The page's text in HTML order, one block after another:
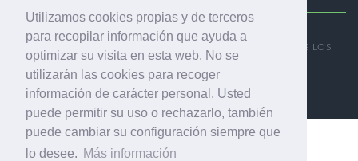
Utilizamos cookies propias y de terceros
para recopilar información que ayuda a
optimizar su visita en esta web. No se
utilizarán las cookies para recoger
información de carácter personal. Usted
puede permitir su uso o rechazarlo, también
puede cambiar su configuración siempre que
lo desee. Más información
© 2001-2026 EDICIONES INDUSTRIA GRÁFICA - TODOS LOS
DERECHOS RESERVADOS
AVISO LEGAL|POLÍTICA DE PRIVACIDAD